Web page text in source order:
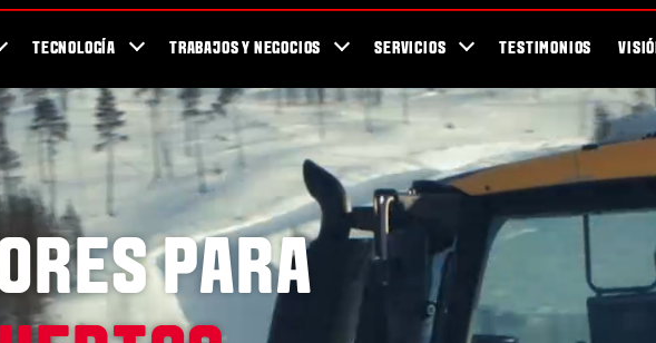
TECNOLOGÍA TRABAJOS Y NEGOCIOS SERVICIOS TESTIMONIOS
PARA